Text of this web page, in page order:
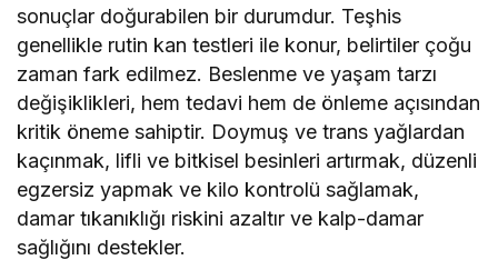
sonuçlar doğurabilen bir durumdur. Teşhis
genellikle rutin kan testleri ile konur, belirtiler çoğu
zaman fark edilmez. Beslenme ve yaşam tarzı
değişiklikleri, hem tedavi hem de önleme açısından
kritik öneme sahiptir. Doymuş ve trans yağlardan
kaçınmak, lifli ve bitkisel besinleri artırmak, düzenli
egzersiz yapmak ve kilo kontrolü sağlamak,
damar tıkanıklığı riskini azaltır ve kalp-damar
sağlığını destekler.